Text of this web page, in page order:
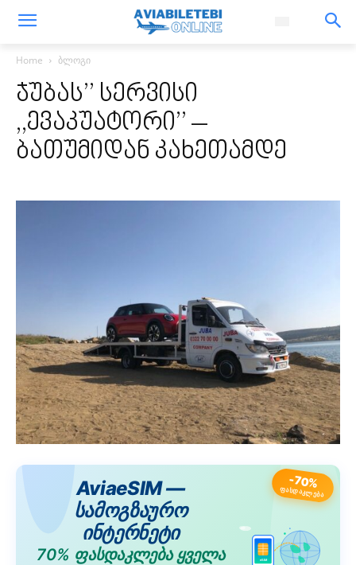
Home ბლოგი
ჯუბას’’ სერვისი
,,ევაკუატორი’’ –
ბათუმიდან კახეთამდე
-70%
ᲤᲐᲡᲓᲐᲙᲚᲔᲑᲐ
AviaeSIM —
სამოგზაურო
ინტერნეტი
70% ფასდაკლება ყველა
eSIM